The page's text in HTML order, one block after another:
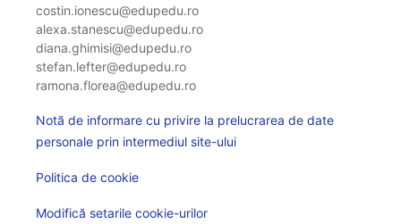
costin.ionescu@edupedu.ro
alexa.stanescu@edupedu.ro
diana.ghimisi@edupedu.ro
stefan.lefter@edupedu.ro
ramona.florea@edupedu.ro
Notă de informare cu privire la prelucrarea de date
personale prin intermediul site-ului
Politica de cookie
Modifică setarile cookie-urilor